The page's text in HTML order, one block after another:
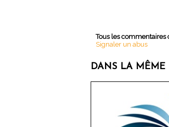
Tous les
Signaler un abus
DANS LA MÊME